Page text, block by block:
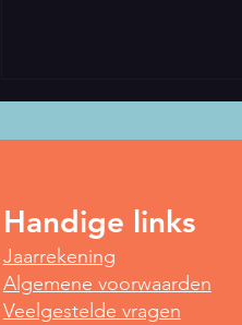
Yoga voor vroege vogels
Handige links
Jaarrekening
Algemene voorwaarden
Veelgestelde vragen